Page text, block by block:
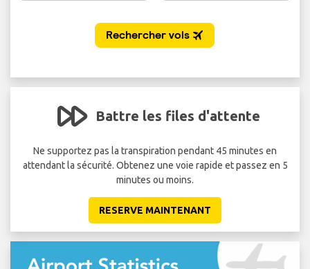
Battre les files d'attente
Ne supportez pas la transpiration pendant 45 minutes en
attendant la sécurité. Obtenez une voie rapide et passez en 5
minutes ou moins.
RESERVE MAINTENANT